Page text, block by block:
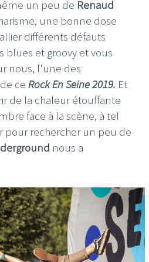
un peu de Renaud
une bonne dose
différents défauts
blues et groovy et vous
nous, l'une des
ce Rock En Seine 2019. Et
de la chaleur étouffante
face à la scène, à tel
pour rechercher un peu de
nous a